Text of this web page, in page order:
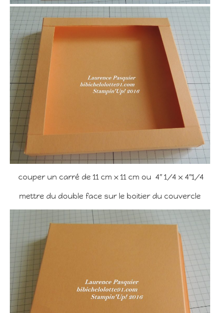
couper un carré de 11 cm x 11 cm ou 4″ 1/4 x 4″1/4
mettre du double face sur le boitier du couvercle